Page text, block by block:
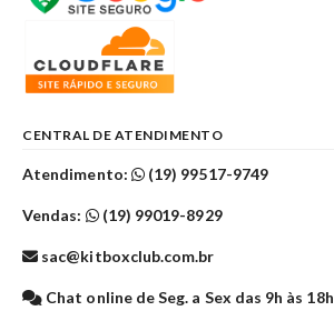
CENTRAL DE ATENDIMENTO
Atendimento: (19) 99517-9749
Vendas: (19) 99019-8929
sac@kitboxclub.com.br
Chat online de Seg. a Sex das 9h às 18h